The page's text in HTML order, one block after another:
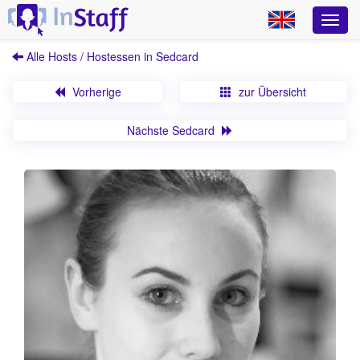
Alle Hosts / Hostessen in Sedcard
Vorherige zur Übersicht
Nächste Sedcard